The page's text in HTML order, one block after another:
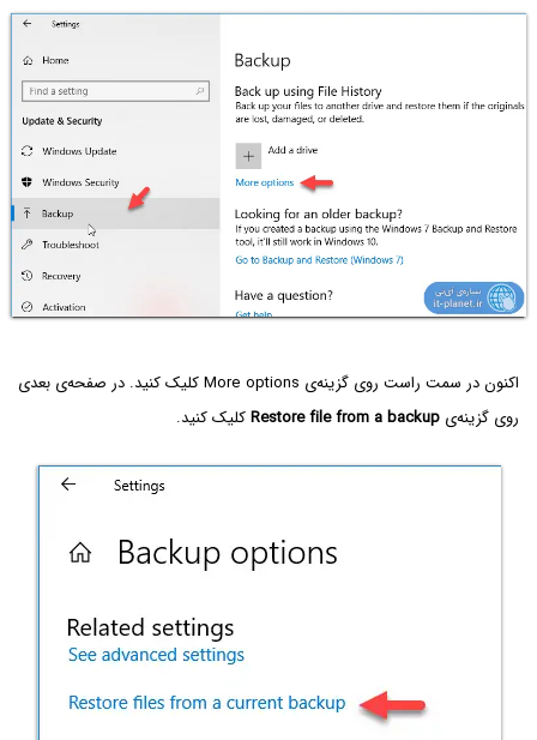
اکنون در سمت راست روی گزینه‌ی More options کلیک کنید. در صفحه‌ی بعدی
روی گزینه‌ی Restore file from a backupکلیک کنید.